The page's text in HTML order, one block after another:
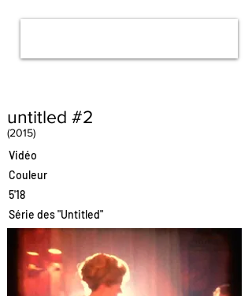
untitled #2
(2015)
Vidéo
Couleur
5'18
Série des "Untitled"